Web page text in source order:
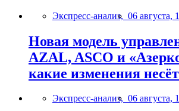
Экспресс-анализ, 06 августа,
Новая модель
AZAL, ASCO и
какие изменения
Экспресс-анализ, 06 августа,